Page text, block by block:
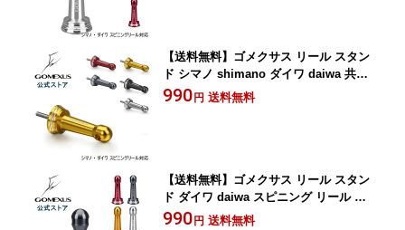
【送料無料】ゴメクサス リール スタン
ド シマノ shimano ダイワ daiwa 共回
り式 スピニングリール 専用 リール カ
990 円 送料無料
【送料無料】ゴメクサス リール スタン
ド ダイワ daiwa スピニング リール 用
カスタム パーツ リールスタンド 17 セ
990 円 送料無料